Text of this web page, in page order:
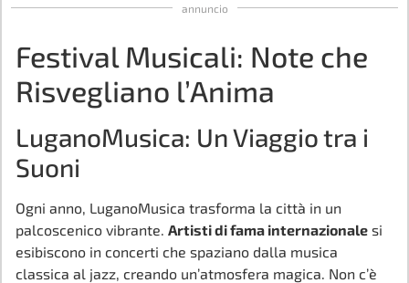
annuncio
Festival Musicali: Note che
Risvegliano l’Anima
LuganoMusica: Un Viaggio tra i
Suoni
Ogni anno, LuganoMusica trasforma la città in un
palcoscenico vibrante. Artisti di fama internazionale si
esibiscono in concerti che spaziano dalla musica
classica al jazz, creando un’atmosfera magica. Non c’è